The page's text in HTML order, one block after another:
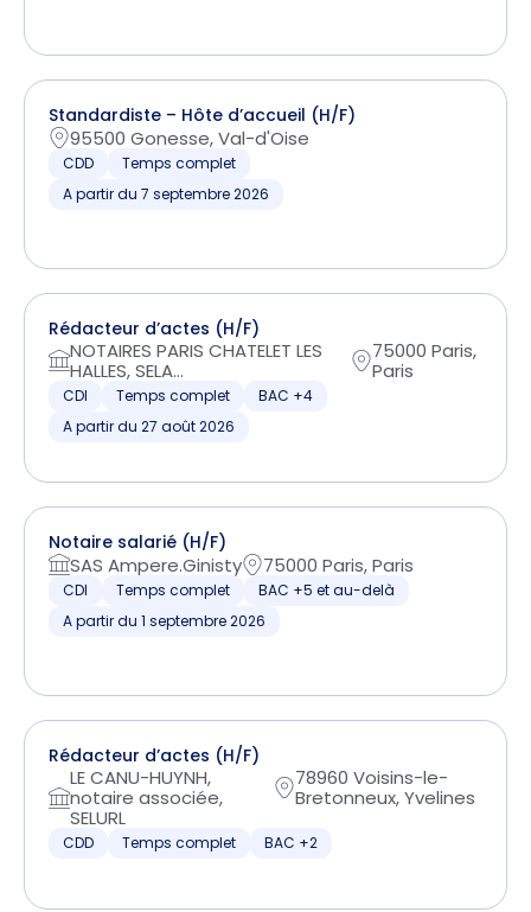
Standardiste – Hôte d’accueil (H/F)
95500 Gonesse, Val-d'Oise
CDD
Temps complet
A partir du 7 septembre 2026
Rédacteur d’actes (H/F)
NOTAIRES PARIS CHATELET LES
HALLES, SELA...
75000 Paris,
Paris
CDI Temps complet
BAC +4
A partir du 27 août 2026
Notaire salarié (H/F)
SAS Ampere.Ginisty 75000 Paris, Paris
CDI Temps complet
BAC +5 et au-delà
A partir du 1 septembre 2026
Rédacteur d’actes (H/F)
LE CANU-HUYNH,
notaire associée,
SELURL
78960 Voisins-le-
Bretonneux, Yvelines
CDD Temps complet BAC +2